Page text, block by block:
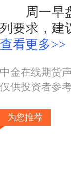
周一早盘
列要求，建
查看更多>>
中金在线期货
仅供投资者参
为您推荐